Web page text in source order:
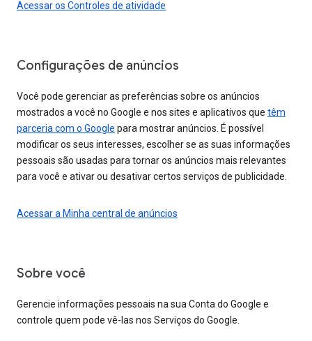
Acessar os Controles de atividade
Configurações de anúncios
Você pode gerenciar as preferências sobre os anúncios
mostrados a você no Google e nos sites e aplicativos que têm
parceria com o Google para mostrar anúncios. É possível
modificar os seus interesses, escolher se as suas informações
pessoais são usadas para tornar os anúncios mais relevantes
para você e ativar ou desativar certos serviços de publicidade.
Acessar a Minha central de anúncios
Sobre você
Gerencie informações pessoais na sua Conta do Google e
controle quem pode vê-las nos Serviços do Google.